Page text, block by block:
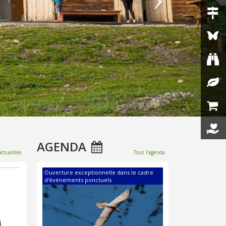
7 jeunes de 16 à 25 ans
Le refuge de Turia ouvre
suite à d'importants
travaux de réhabilitation
2026, sur une durée de 7
AGENDA Tout l'agenda
Ouverture exceptionnelle dans le cadre
d'événements ponctuels